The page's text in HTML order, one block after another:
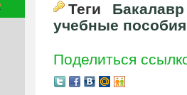
Теги
Бакалавр
учебные пособия
Поделиться